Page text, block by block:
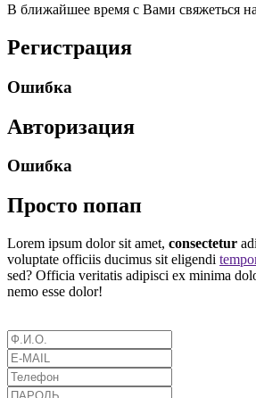
В ближайшее время с Вами свяжеться
Регистрация
Ошибка
Авторизация
Ошибка
Просто попап
Lorem ipsum dolor sit amet, consectetur
voluptate officiis ducimus sit eligendi
sed? Officia veritatis adipisci ex minima
nemo esse dolor!